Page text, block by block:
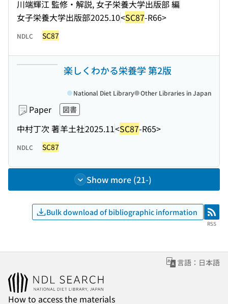
川端輝江 監修・解説, 女子栄養大学出版部 編
女子栄養大学出版部2025.10<SC87-R66>
NDLC SC87
楽しくわかる栄養学 第2版
Paper 図書
中村丁次 著羊土社2025.11<SC87-R65>
National Diet Library Other Libraries in Japan
NDLC SC87
Show more (21-)
Bulk download of bibliographic information RSS
RSS
言語：日本語
How to access the materials